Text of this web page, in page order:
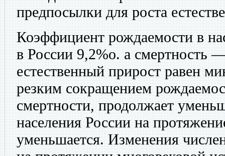
предпосылки для роста
Коэффициент рождаемости в
в России 9,2%о. а смертность
естественный прирост равен
резким сокращением
смертности, продолжает
населения России на
уменьшается. Изменения